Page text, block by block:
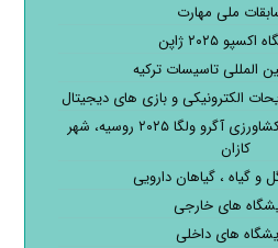
ملی مهارت
۲۰۲۵ ژاپن
المللی تاسیسات ترکیه
الکترونیکی و بازی های دیجیتال
نمایشگاه دامپروری و کشاورزی آگرو ولگا ۲۰۲۵ روسیه، شهر
کازان
و گیاه ، گیاهان دارویی
های خارجی
های داخلی